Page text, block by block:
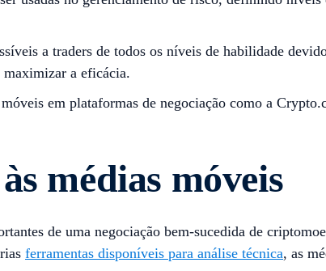
a traders de todos os níveis de habilidade
maximizar a eficácia.
em plataformas de negociação como a
médias móveis
de uma negociação bem-sucedida de
ferramentas disponíveis para análise técnica, as